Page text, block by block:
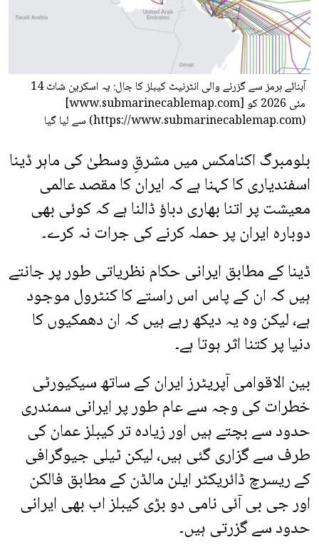
آبنائے ہرمز سے گزرنے والی انٹرنیٹ کیبلز کا جال: یہ اسکرین شاٹ 14
مئی 2026 کو [www.submarinecablemap.com]
(https://www.submarinecablemap.com) سے لیا گیا
بلومبرگ اکنامکس میں مشرقِ وسطیٰ کی ماہر ڈینا
اسفندیاری کا کہنا ہے کہ ایران کا مقصد عالمی
معیشت پر اتنا بھاری دباؤ ڈالنا ہے کہ کوئی بھی
دوبارہ ایران پر حملہ کرنے کی جرات نہ کرے۔
ڈینا کے مطابق ایرانی حکام نظریاتی طور پر جانتے
ہیں کہ ان کے پاس اس راستے کا کنٹرول موجود
ہے، لیکن وہ یہ دیکھ رہے ہیں کہ ان دھمکیوں کا
دنیا پر کتنا اثر ہوتا ہے۔
بین الاقوامی آپریٹرز ایران کے ساتھ سیکیورٹی
خطرات کی وجہ سے عام طور پر ایرانی سمندری
حدود سے بچتے ہیں اور زیادہ تر کیبلز عمان کی
طرف سے گزاری گئی ہیں، لیکن ٹیلی جیوگرافی
کے ریسرچ ڈائریکٹر ایلن مالڈن کے مطابق فالکن
اور جی بی آئی نامی دو بڑی کیبلز اب بھی ایرانی
حدود سے گزرتی ہیں۔